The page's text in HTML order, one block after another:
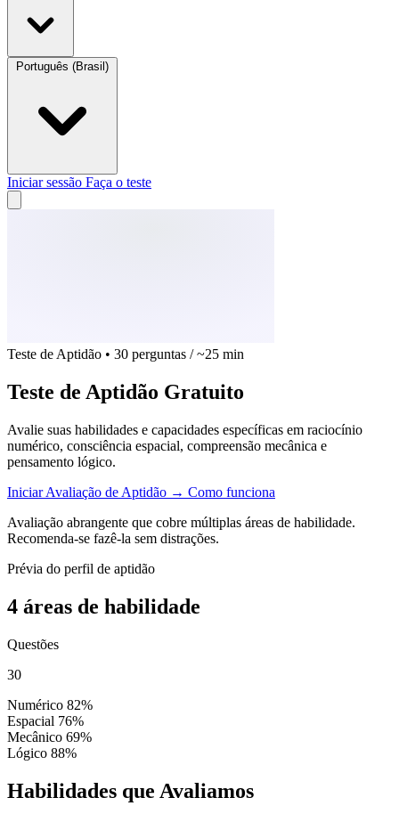
Português (Brasil)
Iniciar sessão Faça o teste
Teste de Aptidão • 30 perguntas / ~25 min
Teste de Aptidão Gratuito
Avalie suas habilidades e capacidades específicas em raciocínio
numérico, consciência espacial, compreensão mecânica e
pensamento lógico.
Iniciar Avaliação de Aptidão → Como funciona
Avaliação abrangente que cobre múltiplas áreas de habilidade.
Recomenda-se fazê-la sem distrações.
Prévia do perfil de aptidão
4 áreas de habilidade
Questões
30
Numérico 82%
Espacial 76%
Mecânico 69%
Lógico 88%
Habilidades que Avaliamos